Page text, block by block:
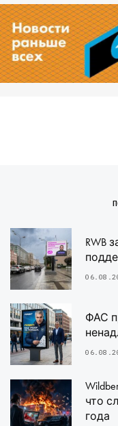
RWB
ФАС
что
года